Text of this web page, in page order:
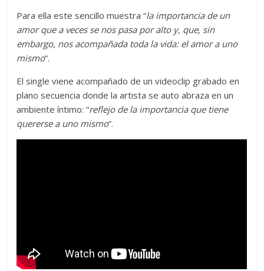
Para ella este sencillo muestra “la importancia de un
amor que a veces se nos pasa por alto y, que, sin
embargo, nos acompañada toda la vida: el amor a uno
mismo”.
El single viene acompañado de un videoclip grabado en
plano secuencia donde la artista se auto abraza en un
ambiente íntimo: “reflejo de la importancia que tiene
quererse a uno mismo”.